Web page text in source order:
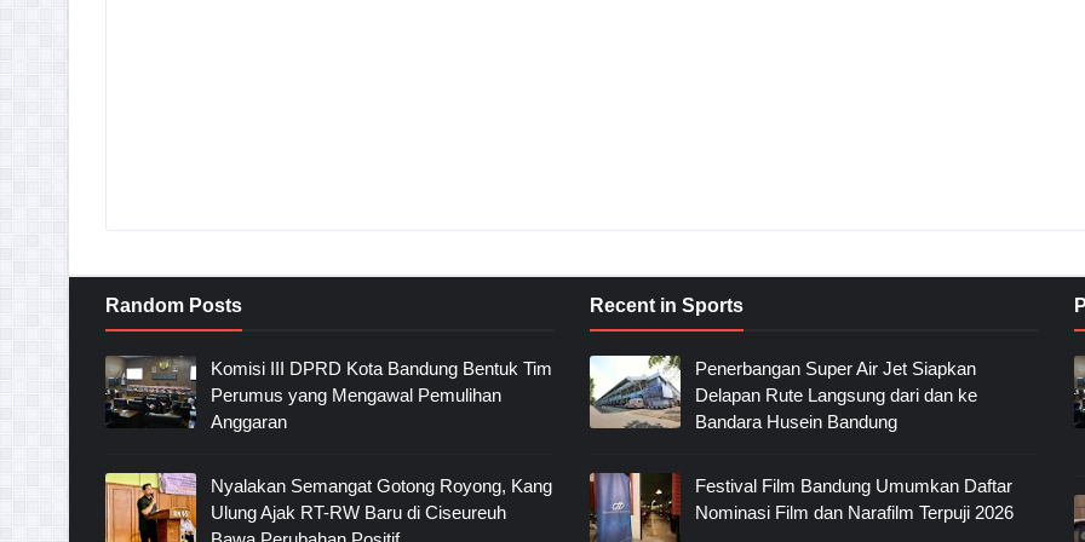
Random Posts
Komisi III DPRD Kota Bandung Bentuk Tim
Perumus yang Mengawal Pemulihan
Anggaran
Nyalakan Semangat Gotong Royong, Kang
Ulung Ajak RT-RW Baru di Ciseureuh
Recent in Sports
Penerbangan Super Air Jet Siapkan
Delapan Rute Langsung dari dan ke
Bandara Husein Bandung
Festival Film Bandung Umumkan Daftar
Nominasi Film dan Narafilm Terpuji 2026